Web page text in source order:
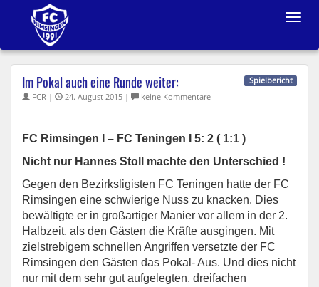
Toggle
Im Pokal auch eine Runde weiter: Spielbericht
FCR | 24. August 2015 | keine Kommentare
FC Rimsingen I – FC Teningen I 5: 2 ( 1:1 )
Nicht nur Hannes Stoll machte den Unterschied !
Gegen den Bezirksligisten FC Teningen hatte der FC
Rimsingen eine schwierige Nuss zu knacken. Dies
bewältigte er in großartiger Manier vor allem in der 2.
Halbzeit, als den Gästen die Kräfte ausgingen. Mit
zielstrebigem schnellen Angriffen versetzte der FC
Rimsingen den Gästen das Pokal- Aus. Und dies nicht
nur mit dem sehr gut aufgelegten, dreifachen